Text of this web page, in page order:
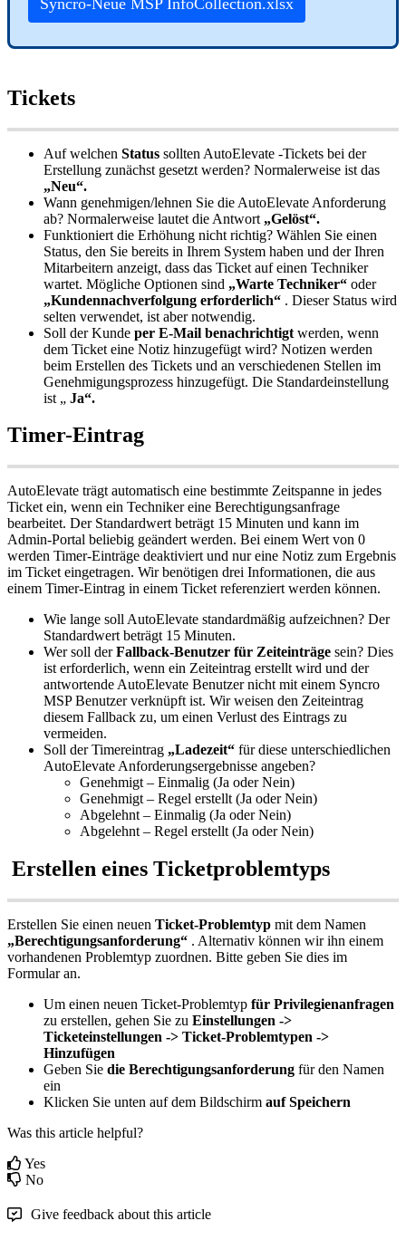
Syncro-Neue MSP InfoCollection.xlsx
Tickets
Auf welchen Status sollten AutoElevate -Tickets bei der
Erstellung zunächst gesetzt werden? Normalerweise ist das
„Neu“.
Wann genehmigen/lehnen Sie die AutoElevate Anforderung
ab? Normalerweise lautet die Antwort „Gelöst“.
Funktioniert die Erhöhung nicht richtig? Wählen Sie einen
Status, den Sie bereits in Ihrem System haben und der Ihren
Mitarbeitern anzeigt, dass das Ticket auf einen Techniker
wartet. Mögliche Optionen sind „Warte Techniker“ oder
„Kundennachverfolgung erforderlich“ . Dieser Status wird
selten verwendet, ist aber notwendig.
Soll der Kunde per E-Mail benachrichtigt werden, wenn
dem Ticket eine Notiz hinzugefügt wird? Notizen werden
beim Erstellen des Tickets und an verschiedenen Stellen im
Genehmigungsprozess hinzugefügt. Die Standardeinstellung
ist „ Ja“.
Timer-Eintrag
AutoElevate trägt automatisch eine bestimmte Zeitspanne in jedes
Ticket ein, wenn ein Techniker eine Berechtigungsanfrage
bearbeitet. Der Standardwert beträgt 15 Minuten und kann im
Admin-Portal beliebig geändert werden. Bei einem Wert von 0
werden Timer-Einträge deaktiviert und nur eine Notiz zum Ergebnis
im Ticket eingetragen. Wir benötigen drei Informationen, die aus
einem Timer-Eintrag in einem Ticket referenziert werden können.
Wie lange soll AutoElevate standardmäßig aufzeichnen? Der
Standardwert beträgt 15 Minuten.
Wer soll der Fallback-Benutzer für Zeiteinträge sein? Dies
ist erforderlich, wenn ein Zeiteintrag erstellt wird und der
antwortende AutoElevate Benutzer nicht mit einem Syncro
MSP Benutzer verknüpft ist. Wir weisen den Zeiteintrag
diesem Fallback zu, um einen Verlust des Eintrags zu
vermeiden.
Soll der Timereintrag „Ladezeit“ für diese unterschiedlichen
AutoElevate Anforderungsergebnisse angeben?
Genehmigt – Einmalig (Ja oder Nein)
Genehmigt – Regel erstellt (Ja oder Nein)
Abgelehnt – Einmalig (Ja oder Nein)
Abgelehnt – Regel erstellt (Ja oder Nein)
Erstellen eines Ticketproblemtyps
Erstellen Sie einen neuen Ticket-Problemtyp mit dem Namen
„Berechtigungsanforderung“ . Alternativ können wir ihn einem
vorhandenen Problemtyp zuordnen. Bitte geben Sie dies im
Formular an.
Um einen neuen Ticket-Problemtyp für Privilegienanfragen
zu erstellen, gehen Sie zu Einstellungen ->
Ticketeinstellungen -> Ticket-Problemtypen ->
Hinzufügen
Geben Sie die Berechtigungsanforderung für den Namen
ein
Klicken Sie unten auf dem Bildschirm auf Speichern
Was this article helpful?
Yes
No
Give feedback about this article